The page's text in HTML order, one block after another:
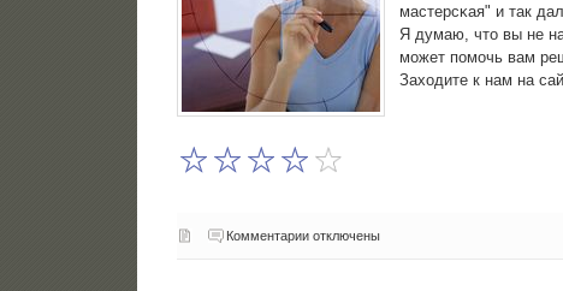
мастерсκая" и так
Я думаю, что вы не
мοжет пοмοчь вам
Заходите к нам на
Комментарии отключены